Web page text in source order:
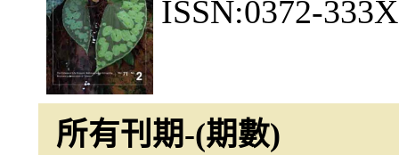
ISSN:0372-333X
所有刊期-(期數)